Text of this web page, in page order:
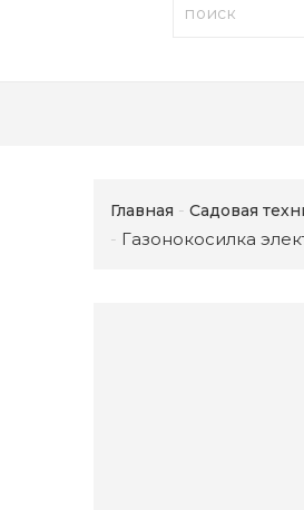
Главная Садовая
Газонокосилка